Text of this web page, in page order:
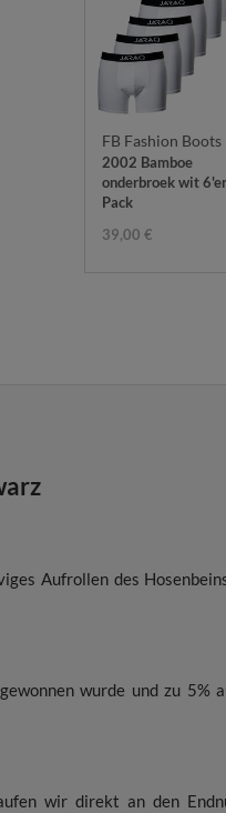
FB Fashion Boots
2002 Bamboe
onderbroek wit 6'er
Pack
39,00 €
Aufrollen des
wurde und zu 5%
wir direkt an den